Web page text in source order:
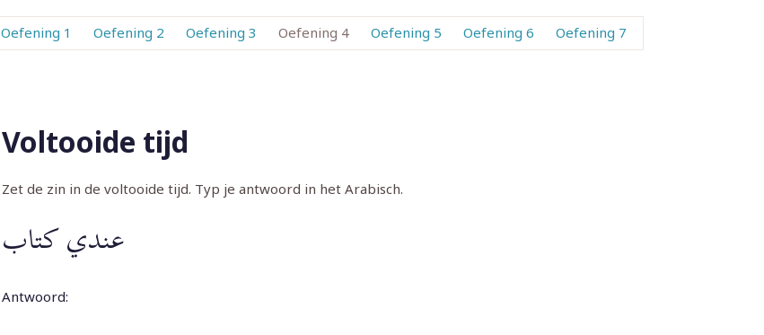
Oefening 1 Oefening 2 Oefening 3 Oefening 4 Oefening 5 Oefening 6 Oefening 7
Voltooide tijd
Zet de zin in de voltooide tijd. Typ je antwoord in het Arabisch.
عندي كتاب
Antwoord: